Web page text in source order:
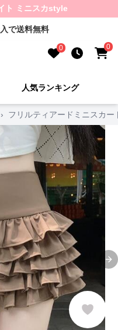
ト ミニスカstyle
で送料無料
0 0
人気ランキング
› フリルティアードミニスカー